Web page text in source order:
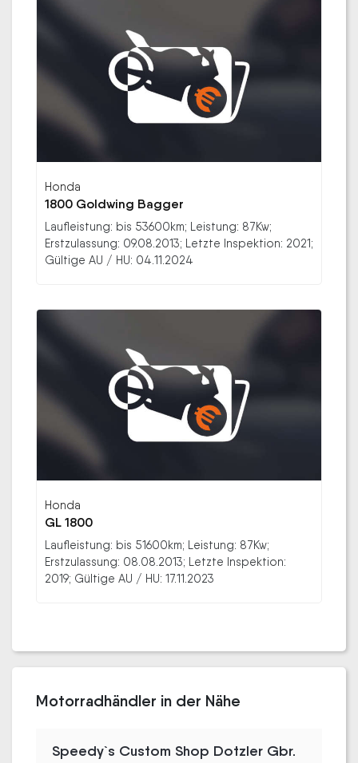
Honda
1800 Goldwing Bagger
Laufleistung: bis 53600km; Leistung: 87Kw;
Erstzulassung: 09.08.2013; Letzte Inspektion: 2021;
Gültige AU / HU: 04.11.2024
Honda
GL 1800
Laufleistung: bis 51600km; Leistung: 87Kw;
Erstzulassung: 08.08.2013; Letzte Inspektion:
2019; Gültige AU / HU: 17.11.2023
Motorradhändler in der Nähe
Speedy`s Custom Shop Dotzler Gbr.